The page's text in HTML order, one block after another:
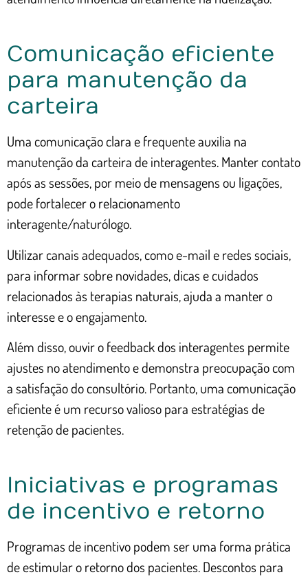
Comunicação eficiente
para manutenção da
carteira
Uma comunicação clara e frequente auxilia na
manutenção da carteira de interagentes. Manter contato
após as sessões, por meio de mensagens ou ligações,
pode fortalecer o relacionamento
interagente/naturólogo.
Utilizar canais adequados, como e-mail e redes sociais,
para informar sobre novidades, dicas e cuidados
relacionados às terapias naturais, ajuda a manter o
interesse e o engajamento.
Além disso, ouvir o feedback dos interagentes permite
ajustes no atendimento e demonstra preocupação com
a satisfação do consultório. Portanto, uma comunicação
eficiente é um recurso valioso para estratégias de
retenção de pacientes.
Iniciativas e programas
de incentivo e retorno
Programas de incentivo podem ser uma forma prática
de estimular o retorno dos pacientes. Descontos para